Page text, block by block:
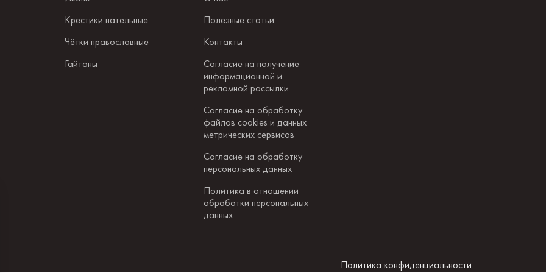
Крестики нательные
Чётки православные
Гайтаны
Полезные статьи
Контакты
Согласие на получение
информационной и
рекламной рассылки
Согласие на обработку
файлов cookies и данных
метрических сервисов
Согласие на обработку
персональных данных
Политика в отношении
обработки персональных
данных
Политика конфиденциальности